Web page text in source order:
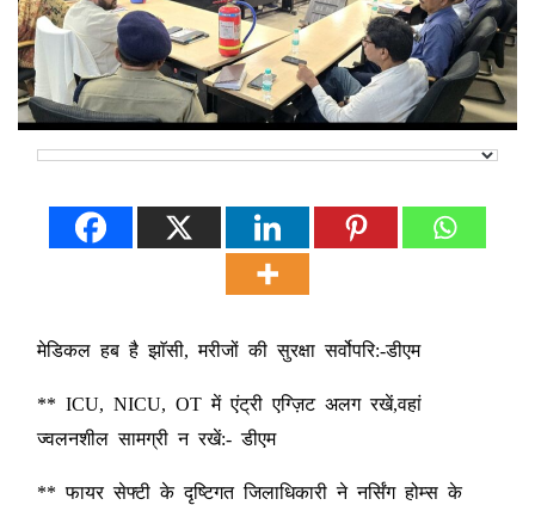
मेडिकल हब है झाॅसी, मरीजों की सुरक्षा सर्वोपरि:-डीएम
** ICU, NICU, OT में एंट्री एग्ज़िट अलग रखें,वहां
ज्वलनशील सामग्री न रखें:- डीएम
** फायर सेफ्टी के दृष्टिगत जिलाधिकारी ने नर्सिंग होम्स के